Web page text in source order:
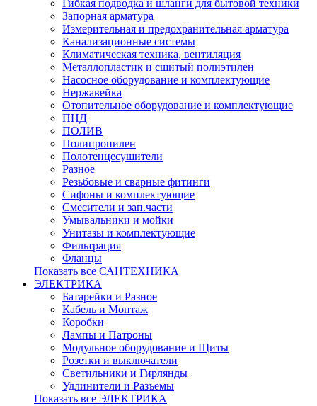
Гибкая подводка и шланги для бытовой техники
Запорная арматура
Измерительная и предохранительная арматура
Канализационные системы
Климатическая техника, вентиляция
Металлопластик и сшитый полиэтилен
Насосное оборудование и комплектующие
Нержавейка
Отопительное оборудование и комплектующие
ПНД
ПОЛИВ
Полипропилен
Полотенцесушители
Разное
Резьбовые и сварные фитинги
Сифоны и комплектующие
Смесители и зап.части
Умывальники и мойки
Унитазы и комплектующие
Фильтрация
Фланцы
Показать все САНТЕХНИКА
ЭЛЕКТРИКА
Батарейки и Разное
Кабель и Монтаж
Коробки
Лампы и Патроны
Модульное оборудование и Щиты
Розетки и выключатели
Светильники и Гирлянды
Удлинители и Разъемы
Показать все ЭЛЕКТРИКА